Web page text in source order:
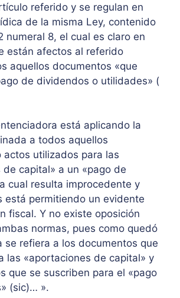
referido y se regulan en
de la misma Ley, contenido
numeral 8, el cual es claro en
están afectos al referido
aquellos documentos «que
de dividendos o utilidades» (
está aplicando la
a todos aquellos
actos utilizados para las
de capital» a un «pago de
cual resulta improcedente y
está permitiendo un evidente
fiscal. Y no existe oposición
normas, pues como quedó
se refiera a los documentos que
las «aportaciones de capital» y
que se suscriben para el «pago
(sic)… ».